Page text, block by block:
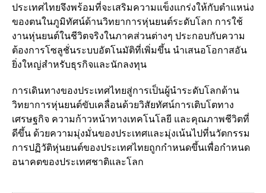
ประเทศไทยจึงพร้อมที่จะเสริมความแข็งแกร่งให้กับตำแหน่ง
ของตนในภูมิทัศน์ด้านวิทยาการหุ่นยนต์ระดับโลก การใช้
งานหุ่นยนต์ในชีวิตจริงในภาคส่วนต่างๆ ประกอบกับความ
ต้องการโซลูชั่นระบบอัตโนมัติที่เพิ่มขึ้น นำเสนอโอกาสอัน
ยิ่งใหญ่สำหรับธุรกิจและนักลงทุน
การเดินทางของประเทศไทยสู่การเป็นผู้นำระดับโลกด้าน
วิทยาการหุ่นยนต์ขับเคลื่อนด้วยวิสัยทัศน์การเติบโตทาง
เศรษฐกิจ ความก้าวหน้าทางเทคโนโลยี และคุณภาพชีวิตที่
ดีขึ้น ด้วยความมุ่งมั่นของประเทศและมุ่งเน้นไปที่นวัตกรรม
การปฏิวัติหุ่นยนต์ของประเทศไทยถูกกำหนดขึ้นเพื่อกำหนด
อนาคตของประเทศชาติและโลก